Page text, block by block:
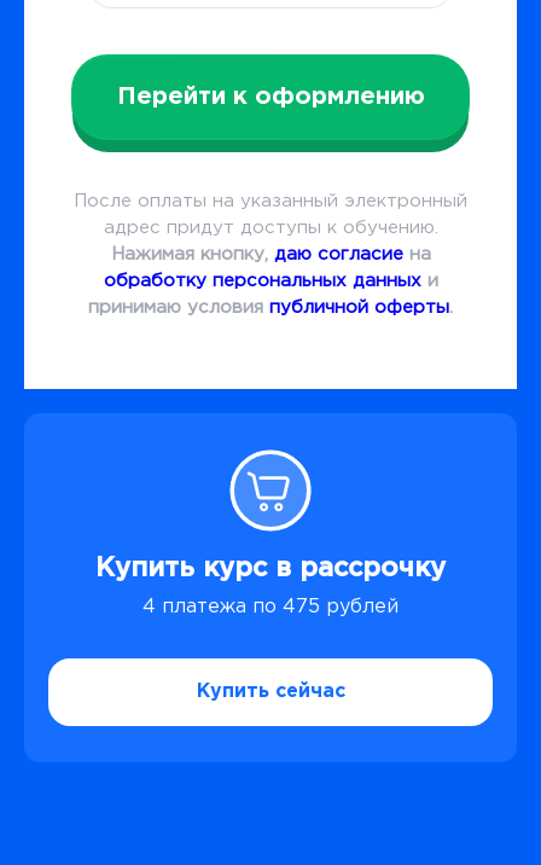
Перейти к оформлению
После оплаты на указанный электронный
адрес придут доступы к обучению.
Нажимая кнопку, даю согласиена
обработку персональных данныхи
принимаю условия публичной оферты.
Купить курс в рассрочку
4 платежа по 475 рублей
Купить сейчас